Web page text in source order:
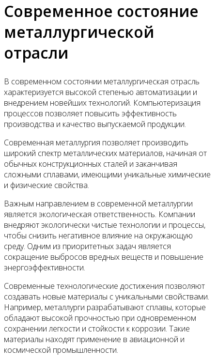
Современное состояние
металлургической
отрасли
В современном состоянии металлургическая отрасль
характеризуется высокой степенью автоматизации и
внедрением новейших технологий. Компьютеризация
процессов позволяет повысить эффективность
производства и качество выпускаемой продукции.
Современная металлургия позволяет производить
широкий спектр металлических материалов, начиная от
обычных конструкционных сталей и заканчивая
сложными сплавами, имеющими уникальные химические
и физические свойства.
Важным направлением в современной металлургии
является экологическая ответственность. Компании
внедряют экологически чистые технологии и процессы,
чтобы снизить негативное влияние на окружающую
среду. Одним из приоритетных задач является
сокращение выбросов вредных веществ и повышение
энергоэффективности.
Современные технологические достижения позволяют
создавать новые материалы с уникальными свойствами.
Например, металлурги разрабатывают сплавы, которые
обладают высокой прочностью при одновременном
сохранении легкости и стойкости к коррозии. Такие
материалы находят применение в авиационной и
космической промышленности.